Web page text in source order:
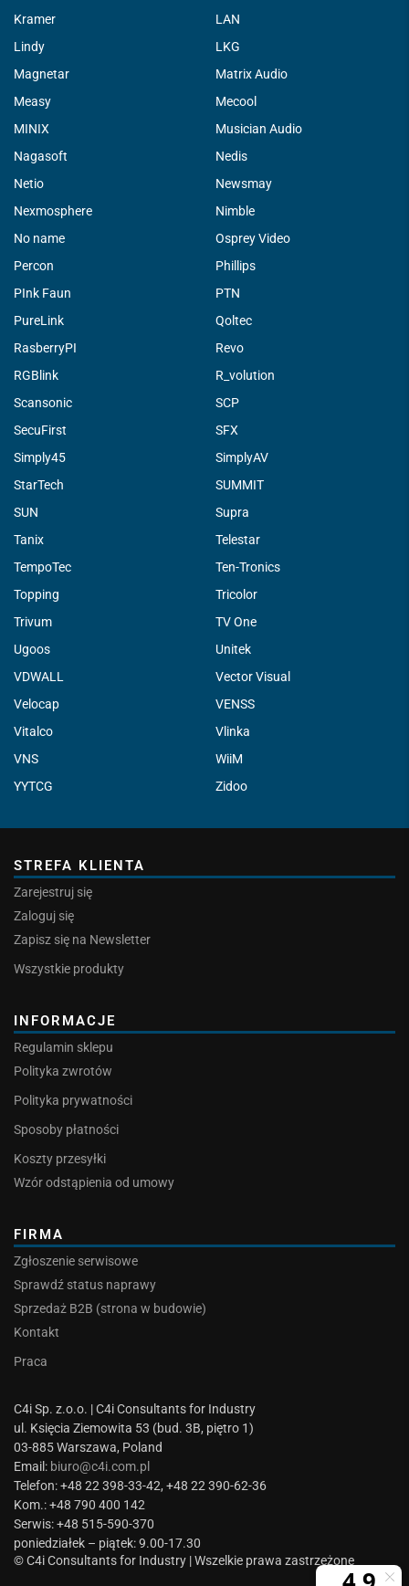
Kramer
LAN
Lindy
LKG
Magnetar
Matrix Audio
Measy
Mecool
MINIX
Musician Audio
Nagasoft
Nedis
Netio
Newsmay
Nexmosphere
Nimble
No name
Osprey Video
Percon
Phillips
PInk Faun
PTN
PureLink
Qoltec
RasberryPI
Revo
RGBlink
R_volution
Scansonic
SCP
SecuFirst
SFX
Simply45
SimplyAV
StarTech
SUMMIT
SUN
Supra
Tanix
Telestar
TempoTec
Ten-Tronics
Topping
Tricolor
Trivum
TV One
Ugoos
Unitek
VDWALL
Vector Visual
Velocap
VENSS
Vitalco
Vlinka
VNS
WiiM
YYTCG
Zidoo
STREFA KLIENTA
Zarejestruj się
Zaloguj się
Zapisz się na Newsletter
Wszystkie produkty
INFORMACJE
Regulamin sklepu
Polityka zwrotów
Polityka prywatności
Sposoby płatności
Koszty przesyłki
Wzór odstąpienia od umowy
FIRMA
Zgłoszenie serwisowe
Sprawdź status naprawy
Sprzedaż B2B (strona w budowie)
Kontakt
Praca
C4i Sp. z.o.o. | C4i Consultants for Industry
ul. Księcia Ziemowita 53 (bud. 3B, piętro 1)
03-885 Warszawa, Poland
Email: biuro@c4i.com.pl
Telefon: +48 22 398-33-42, +48 22 390-62-36
Kom.: +48 790 400 142
Serwis: +48 515-590-370
poniedziałek – piątek: 9.00-17.30
© C4i Consultants for Industry | Wszelkie prawa zastrzeżone